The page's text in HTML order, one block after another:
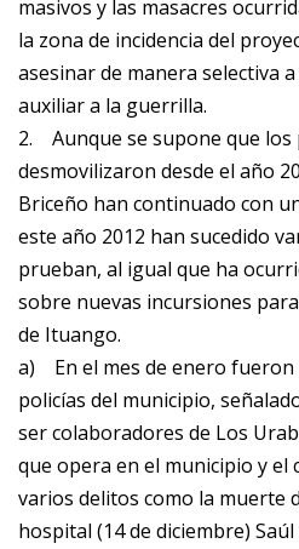
masivos y las masacres
la zona de incidencia del
asesinar de manera selectiva
auxiliar a la guerrilla.
2. Aunque se supone que
desmovilizaron desde el año
Briceño han continuado con
este año 2012 han sucedido
prueban, al igual que ha
sobre nuevas incursiones
de Ituango.
a) En el mes de enero
policías del municipio,
ser colaboradores de Los
que opera en el municipio y el
varios delitos como la muerte
hospital (14 de diciembre)